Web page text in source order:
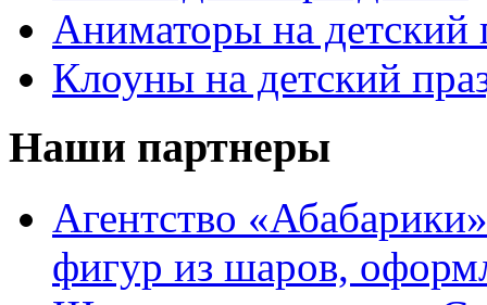
Аниматоры на детский
Клоуны на детский
Наши партнеры
Агентство
фигур из шаров,